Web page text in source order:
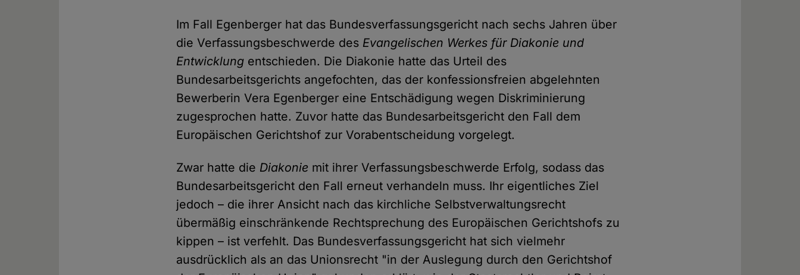
Im Fall Egenberger hat das Bundesverfassungsgericht nach sechs Jahren über
die Verfassungsbeschwerde des Evangelischen Werkes für Diakonie und
Entwicklung entschieden. Die Diakonie hatte das Urteil des
Bundesarbeitsgerichts angefochten, das der konfessionsfreien abgelehnten
Bewerberin Vera Egenberger eine Entschädigung wegen Diskriminierung
zugesprochen hatte. Zuvor hatte das Bundesarbeitsgericht den Fall dem
Europäischen Gerichtshof zur Vorabentscheidung vorgelegt.
Zwar hatte die Diakonie mit ihrer Verfassungsbeschwerde Erfolg, sodass das
Bundesarbeitsgericht den Fall erneut verhandeln muss. Ihr eigentliches Ziel
jedoch – die ihrer Ansicht nach das kirchliche Selbstverwaltungsrecht
übermäßig einschränkende Rechtsprechung des Europäischen Gerichtshofs zu
kippen – ist verfehlt. Das Bundesverfassungsgericht hat sich vielmehr
ausdrücklich als an das Unionsrecht "in der Auslegung durch den Gerichtshof